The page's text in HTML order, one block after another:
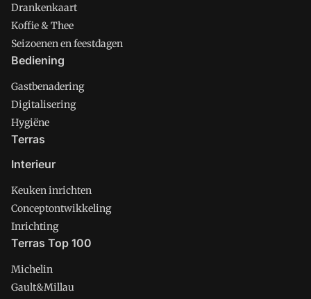
Drankenkaart
Koffie & Thee
Seizoenen en feestdagen
Bediening
Gastbenadering
Digitalisering
Hygiëne
Terras
Interieur
Keuken inrichten
Conceptontwikkeling
Inrichting
Terras Top 100
Michelin
Gault&Millau